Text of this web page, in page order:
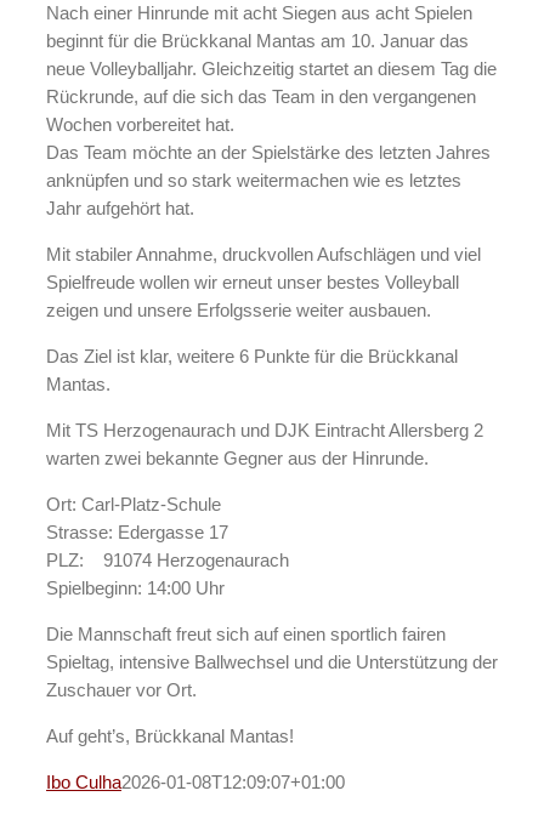
Nach einer Hinrunde mit acht Siegen aus acht Spielen
beginnt für die Brückkanal Mantas am 10. Januar das
neue Volleyballjahr. Gleichzeitig startet an diesem Tag die
Rückrunde, auf die sich das Team in den vergangenen
Wochen vorbereitet hat.
Das Team möchte an der Spielstärke des letzten Jahres
anknüpfen und so stark weitermachen wie es letztes
Jahr aufgehört hat.
Mit stabiler Annahme, druckvollen Aufschlägen und viel
Spielfreude wollen wir erneut unser bestes Volleyball
zeigen und unsere Erfolgsserie weiter ausbauen.
Das Ziel ist klar, weitere 6 Punkte für die Brückkanal
Mantas.
Mit TS Herzogenaurach und DJK Eintracht Allersberg 2
warten zwei bekannte Gegner aus der Hinrunde.
Ort: Carl-Platz-Schule
Strasse: Edergasse 17
PLZ: 91074 Herzogenaurach
Spielbeginn: 14:00 Uhr
Die Mannschaft freut sich auf einen sportlich fairen
Spieltag, intensive Ballwechsel und die Unterstützung der
Zuschauer vor Ort.
Auf geht’s, Brückkanal Mantas!
Ibo Culha2026-01-08T12:09:07+01:00